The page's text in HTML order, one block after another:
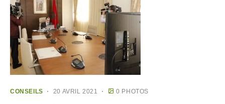
CONSEILS 20 AVRIL 2021 0 PHOTOS